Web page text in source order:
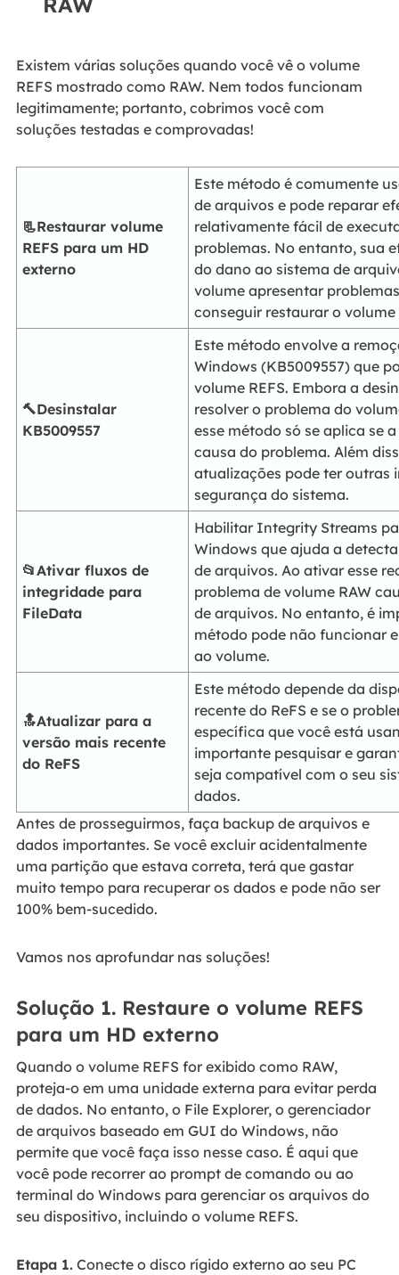
Existem várias soluções quando você vê o volume
REFS mostrado como RAW. Nem todos funcionam
legitimamente; portanto, cobrimos você com
soluções testadas e comprovadas!
📃Restaurar volume
REFS para um HD
externo
Este método é comumente
de arquivos e pode reparar
relativamente fácil de
problemas. No entanto, sua
do dano ao sistema de
volume apresentar
conseguir restaurar o
🔨Desinstalar
KB5009557
Este método envolve a
Windows (KB5009557) que
volume REFS. Embora a
resolver o problema do
esse método só se aplica se
causa do problema. Além
atualizações pode ter outras
segurança do sistema.
📂Ativar fluxos de
integridade para
FileData
Habilitar Integrity Streams
Windows que ajuda a
de arquivos. Ao ativar esse
problema de volume RAW
de arquivos. No entanto, é
método pode não funcionar
ao volume.
🔝Atualizar para a
versão mais recente
do ReFS
Este método depende da
recente do ReFS e se o
específica que você está
importante pesquisar e
seja compatível com o seu
dados.
Antes de prosseguirmos, faça backup de arquivos e
dados importantes. Se você excluir acidentalmente
uma partição que estava correta, terá que gastar
muito tempo para recuperar os dados e pode não ser
100% bem-sucedido.
Vamos nos aprofundar nas soluções!
Solução 1. Restaure o volume REFS
para um HD externo
Quando o volume REFS for exibido como RAW,
proteja-o em uma unidade externa para evitar perda
de dados. No entanto, o File Explorer, o gerenciador
de arquivos baseado em GUI do Windows, não
permite que você faça isso nesse caso. É aqui que
você pode recorrer ao prompt de comando ou ao
terminal do Windows para gerenciar os arquivos do
seu dispositivo, incluindo o volume REFS.
Etapa 1.Conecte o disco rígido externo ao seu PC